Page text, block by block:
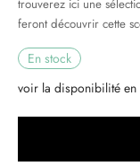
trouverez ici une
feront découvrir cette
En stock
voir la disponibilité en
DAY 2025